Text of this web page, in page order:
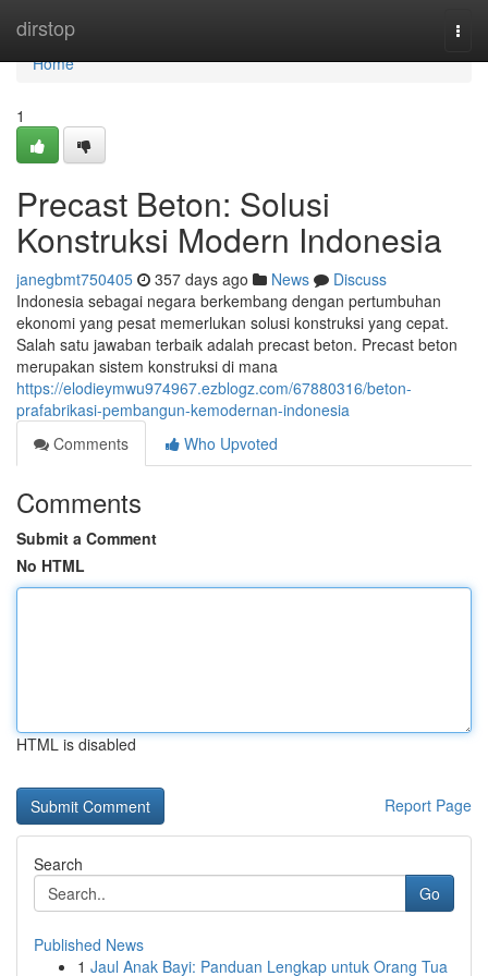
dirstop
Home
Home
1
Precast Beton: Solusi
Konstruksi Modern Indonesia
janegbmt750405 357 days ago News
Discuss
Indonesia sebagai negara berkembang dengan pertumbuhan
ekonomi yang pesat memerlukan solusi konstruksi yang cepat.
Salah satu jawaban terbaik adalah precast beton. Precast beton
merupakan sistem konstruksi di mana
https://elodieymwu974967.ezblogz.com/67880316/beton-
prafabrikasi-pembangun-kemodernan-indonesia
Comments
Who Upvoted
Comments
Submit a Comment
No HTML
HTML is disabled
Report Page
Search
Go
Published News
1 Jaul Anak Bayi: Panduan Lengkap untuk Orang Tua